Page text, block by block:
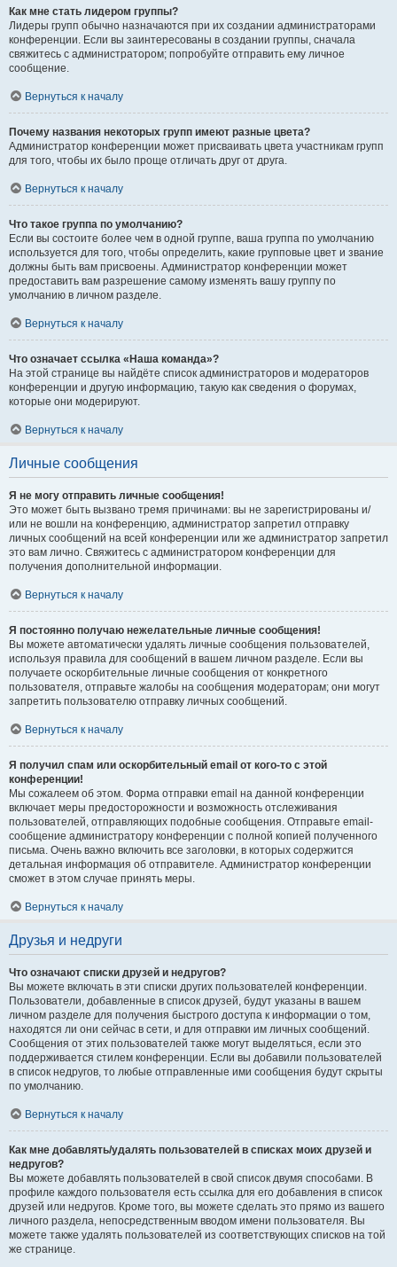
Как мне стать лидером группы?
Лидеры групп обычно назначаются при их создании администраторами
конференции. Если вы заинтересованы в создании группы, сначала
свяжитесь с администратором; попробуйте отправить ему личное
сообщение.
Вернуться к началу
Почему названия некоторых групп имеют разные цвета?
Администратор конференции может присваивать цвета участникам групп
для того, чтобы их было проще отличать друг от друга.
Вернуться к началу
Что такое группа по умолчанию?
Если вы состоите более чем в одной группе, ваша группа по умолчанию
используется для того, чтобы определить, какие групповые цвет и звание
должны быть вам присвоены. Администратор конференции может
предоставить вам разрешение самому изменять вашу группу по
умолчанию в личном разделе.
Вернуться к началу
Что означает ссылка «Наша команда»?
На этой странице вы найдёте список администраторов и модераторов
конференции и другую информацию, такую как сведения о форумах,
которые они модерируют.
Вернуться к началу
Личные сообщения
Я не могу отправить личные сообщения!
Это может быть вызвано тремя причинами: вы не зарегистрированы и/
или не вошли на конференцию, администратор запретил отправку
личных сообщений на всей конференции или же администратор запретил
это вам лично. Свяжитесь с администратором конференции для
получения дополнительной информации.
Вернуться к началу
Я постоянно получаю нежелательные личные сообщения!
Вы можете автоматически удалять личные сообщения пользователей,
используя правила для сообщений в вашем личном разделе. Если вы
получаете оскорбительные личные сообщения от конкретного
пользователя, отправьте жалобы на сообщения модераторам; они могут
запретить пользователю отправку личных сообщений.
Вернуться к началу
Я получил спам или оскорбительный email от кого-то с этой
конференции!
Мы сожалеем об этом. Форма отправки email на данной конференции
включает меры предосторожности и возможность отслеживания
пользователей, отправляющих подобные сообщения. Отправьте email-
сообщение администратору конференции с полной копией полученного
письма. Очень важно включить все заголовки, в которых содержится
детальная информация об отправителе. Администратор конференции
сможет в этом случае принять меры.
Вернуться к началу
Друзья и недруги
Что означают списки друзей и недругов?
Вы можете включать в эти списки других пользователей конференции.
Пользователи, добавленные в список друзей, будут указаны в вашем
личном разделе для получения быстрого доступа к информации о том,
находятся ли они сейчас в сети, и для отправки им личных сообщений.
Сообщения от этих пользователей также могут выделяться, если это
поддерживается стилем конференции. Если вы добавили пользователей
в список недругов, то любые отправленные ими сообщения будут скрыты
по умолчанию.
Вернуться к началу
Как мне добавлять/удалять пользователей в списках моих друзей и
недругов?
Вы можете добавлять пользователей в свой список двумя способами. В
профиле каждого пользователя есть ссылка для его добавления в список
друзей или недругов. Кроме того, вы можете сделать это прямо из вашего
личного раздела, непосредственным вводом имени пользователя. Вы
можете также удалять пользователей из соответствующих списков на той
же странице.